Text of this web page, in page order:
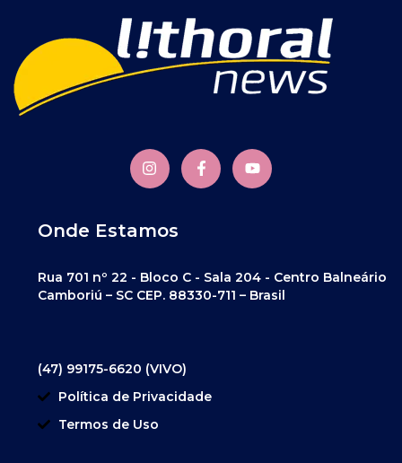
Onde Estamos
Rua 701 nº 22 - Bloco C - Sala 204 - Centro Balneário
Camboriú – SC CEP. 88330-711 – Brasil
(47) 99175-6620 (VIVO)
Política de Privacidade
Termos de Uso